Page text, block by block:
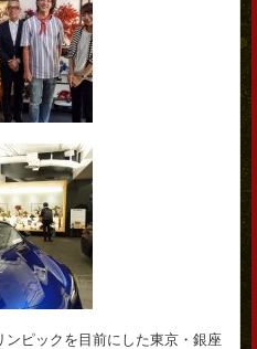
ピックを目前にした東京・銀座